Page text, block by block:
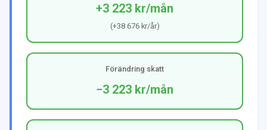
+3 223 kr/mån
(+38 676 kr/år)
Förändring skatt
−3 223 kr/mån